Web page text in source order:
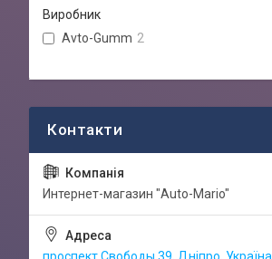
Виробник
Avto-Gumm 2
Интернет-магазин "Auto-Mario"